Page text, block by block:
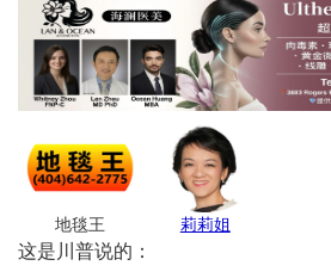
亚城商家 高妹保险
这是川普说的：